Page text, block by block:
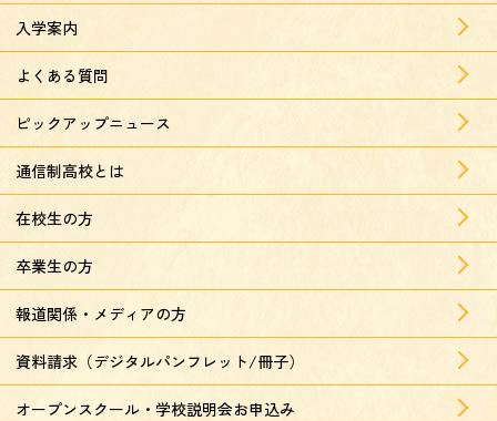
入学案内
よくある質問
ピックアップニュース
通信制高校とは
在校生の方
卒業生の方
報道関係・メディアの方
資料請求（デジタルパンフレット/冊子）
オープンスクール・学校説明会お申込み